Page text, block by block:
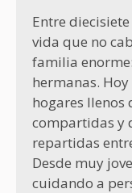
Entre
vida que no
familia
hermanas.
hogares llenos
compartidas y
repartidas
Desde muy
cuidando a